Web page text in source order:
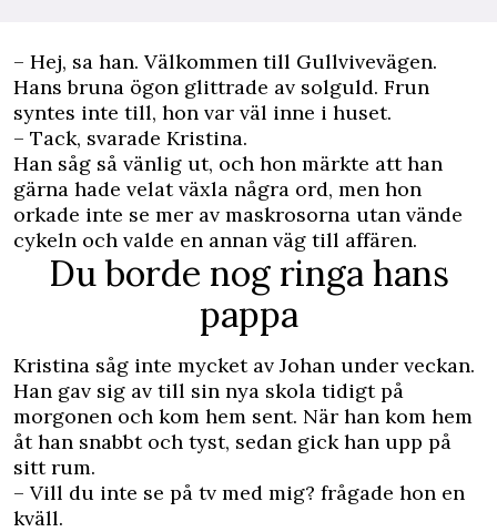
– Hej, sa han. Välkommen till Gullvivevägen.
Hans bruna ögon glittrade av solguld. Frun
syntes inte till, hon var väl inne i huset.
– Tack, svarade Kristina.
Han såg så vänlig ut, och hon märkte att han
gärna hade velat växla några ord, men hon
orkade inte se mer av maskrosorna utan vände
cykeln och valde en annan väg till affären.
Du borde nog ringa hans
pappa
Kristina såg inte mycket av Johan under veckan.
Han gav sig av till sin nya skola tidigt på
morgonen och kom hem sent. När han kom hem
åt han snabbt och tyst, sedan gick han upp på
sitt rum.
– Vill du inte se på tv med mig? frågade hon en
kväll.